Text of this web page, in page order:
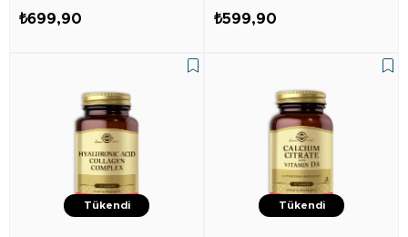
₺699,90 ₺599,90
Tükendi Tükendi